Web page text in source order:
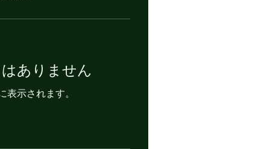
ありません
示されます。